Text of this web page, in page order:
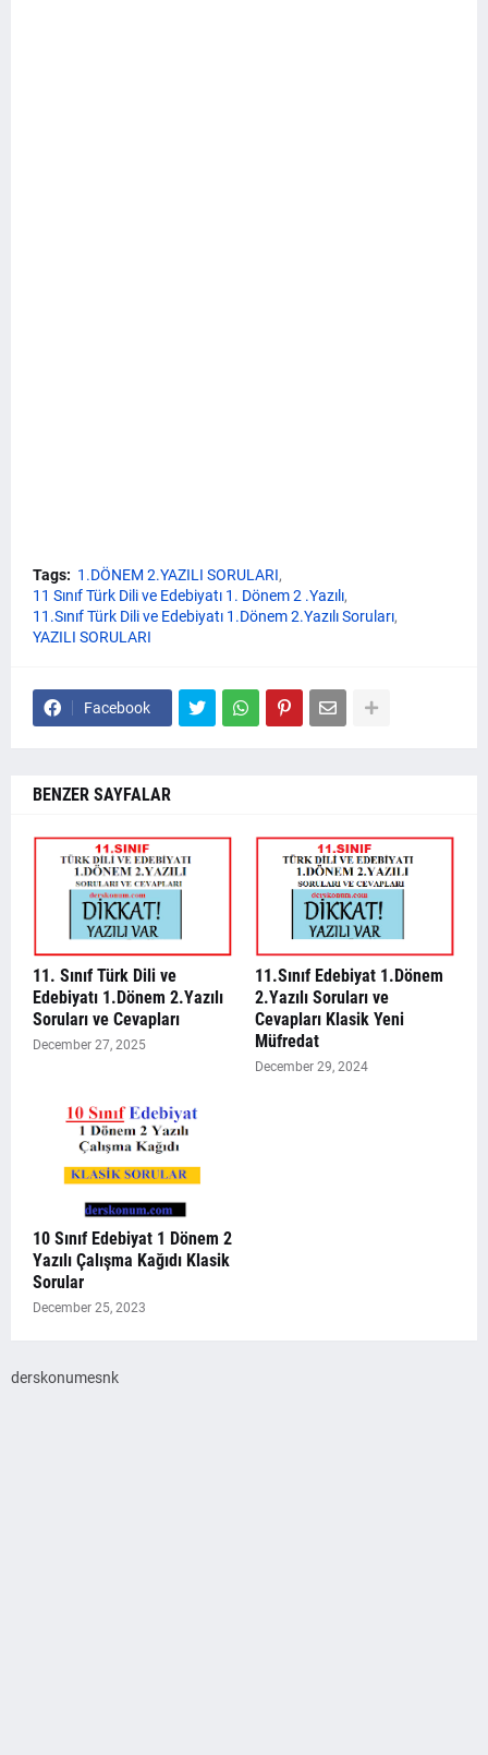
Tags: 1.DÖNEM 2.YAZILI SORULARI
11 Sınıf Türk Dili ve Edebiyatı 1. Dönem 2 .Yazılı
11.Sınıf Türk Dili ve Edebiyatı 1.Dönem 2.Yazılı Soruları
YAZILI SORULARI
Facebook
BENZER SAYFALAR
11. Sınıf Türk Dili ve
Edebiyatı 1.Dönem 2.Yazılı
Soruları ve Cevapları
December 27, 2025
11.Sınıf Edebiyat 1.Dönem
2.Yazılı Soruları ve
Cevapları Klasik Yeni
Müfredat
December 29, 2024
10 Sınıf Edebiyat 1 Dönem 2
Yazılı Çalışma Kağıdı Klasik
Sorular
December 25, 2023
derskonumesnk